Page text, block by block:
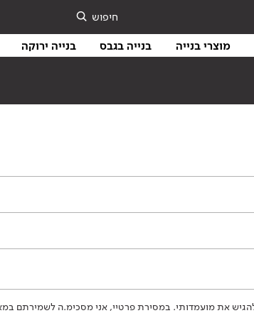
חיפוש
מוצרי בנייה בנייה בגבס בנייה ירוקה
להגיש את מועמדותי. במסירת פרטיי, אני מסכימ.ה